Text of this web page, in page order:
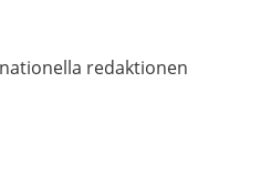
redaktionen